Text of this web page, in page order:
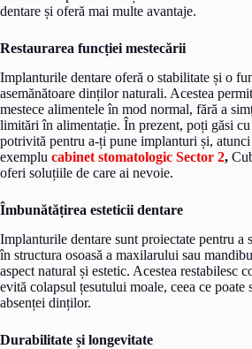
dentare și oferă mai multe avantaje.
Restaurarea funcției mestecării
Implanturile dentare oferă o stabilitate și o
asemănătoare dinților naturali. Acestea
mestece alimentele în mod normal, fără a
limitări în alimentație. În prezent, poți găsi
potrivită pentru a-ți pune implanturi și,
exemplu cabinet stomatologic Sector 2,
oferi soluțiile de care ai nevoie.
Îmbunătățirea esteticii dentare
Implanturile dentare sunt proiectate pentru a
în structura osoasă a maxilarului sau
aspect natural și estetic. Acestea restabilesc
evită colapsul țesutului moale, ceea ce poate
absenței dinților.
Durabilitate și longevitate